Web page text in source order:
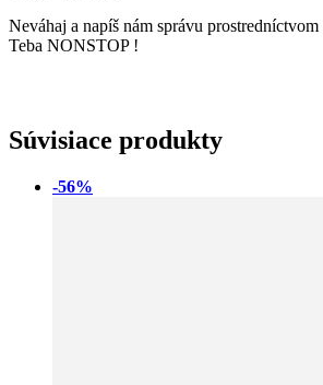
Neváhaj a napíš nám správu prostredníctvom
Teba NONSTOP !
Súvisiace produkty
-56%